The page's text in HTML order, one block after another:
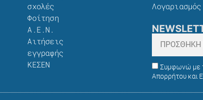
σχολές
Φοίτηση
Α.Ε.Ν.
Αιτήσεις
εγγραφής
ΚΕΣΕΝ
Λογαριασμός
Συμφωνώ με
Απορρήτου και